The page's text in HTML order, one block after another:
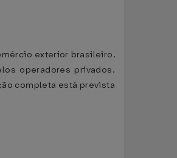
exterior brasileiro,
operadores privados.
completa está prevista